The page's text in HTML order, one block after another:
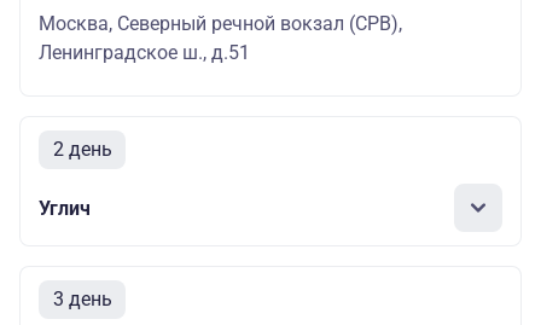
Москва, Северный речной вокзал (СРВ),
Ленинградское ш., д.51
2 день
Углич
3 день